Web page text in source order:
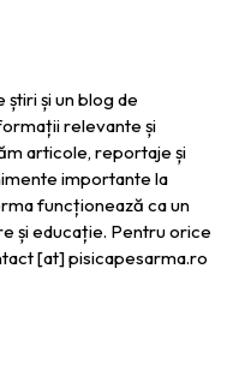
și un blog de
relevante și
articole, reportaje și
importante la
funcționează ca un
și educație. Pentru orice
[at] pisicapesarma.ro